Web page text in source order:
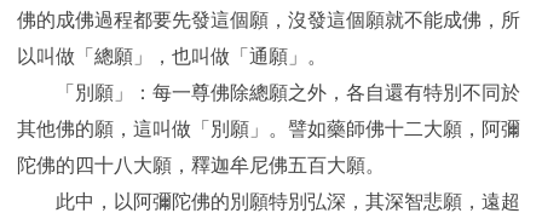
佛的成佛過程都要先發這個願，沒發這個願就不能成佛，所
以叫做「總願」，也叫做「通願」。
「別願」：每一尊佛除總願之外，各自還有特別不同於
其他佛的願，這叫做「別願」。譬如藥師佛十二大願，阿彌
陀佛的四十八大願，釋迦牟尼佛五百大願。
此中，以阿彌陀佛的別願特別弘深，其深智悲願，遠超